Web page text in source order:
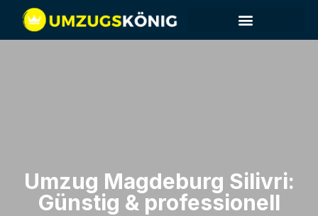
Umzug Magdeburg​ Silivri:
Günstig & professionell​